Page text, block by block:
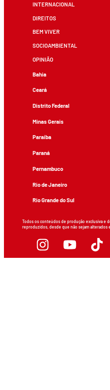
INTERNACIONAL
DIREITOS
BEM VIVER
SOCIOAMBIENTAL
OPINIÃO
Bahia
Ceará
Distrito Federal
Minas Gerais
Paraíba
Paraná
Pernambuco
Rio de Janeiro
Rio Grande do Sul
Todos os conteúdos de produção exclusiva e
reproduzidos, desde que não sejam alterados